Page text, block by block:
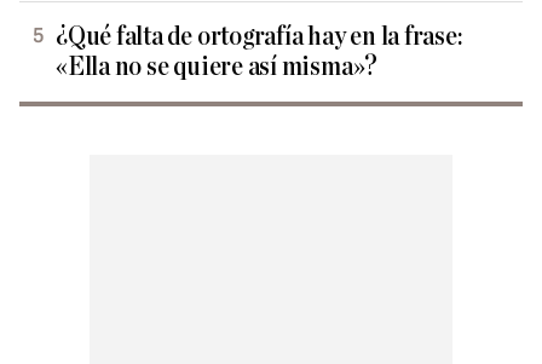
¿Qué falta de ortografía hay en la frase:
«Ella no se quiere así misma»?